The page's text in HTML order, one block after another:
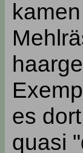
es
quasi